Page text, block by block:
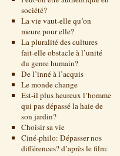
société?
La vie vaut-elle qu’on
meure pour elle?
La pluralité des cultures
fait-elle obstacle à l’unité
du genre humain?
De l’inné à l’acquis
Le monde change
Est-il plus heureux l’homme
qui pas dépassé la haie de
son jardin?
Choisir sa vie
Ciné-philo: Dépasser nos
différences? d’après le film: